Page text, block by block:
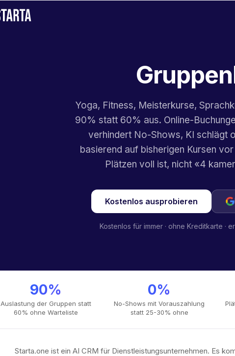
Yoga, Fitness, Meisterkurse,
90% statt 60% aus. Online-
verhindert No-Shows, KI schlägt
basierend auf bisherigen Kursen
Plätzen voll ist, nicht «4
Kostenlos ausprobieren
Kostenlos für immer · ohne Kreditkarte ·
90%
Auslastung der Gruppen statt
60% ohne Warteliste
0%
No-Shows mit Vorauszahlung
statt 25-30% ohne
Starta.one ist ein AI CRM für Dienstleistungsunternehmen. Es